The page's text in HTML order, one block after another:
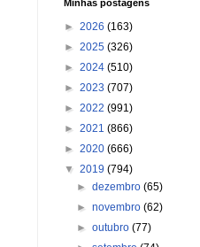
Minhas postagens
► 2026 (163)
► 2025 (326)
► 2024 (510)
► 2023 (707)
► 2022 (991)
► 2021 (866)
► 2020 (666)
▼ 2019 (794)
►dezembro(65)
►novembro(62)
►outubro(77)